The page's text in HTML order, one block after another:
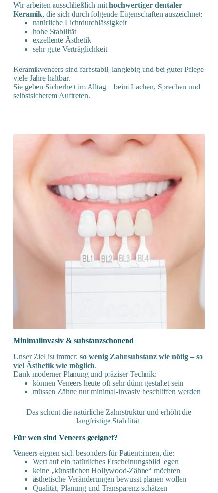
Wir arbeiten ausschließlich mit hochwertiger dentaler
Keramik, die sich durch folgende Eigenschaften auszeichnet:
natürliche Lichtdurchlässigkeit
hohe Stabilität
exzellente Ästhetik
sehr gute Verträglichkeit
Keramikveneers sind farbstabil, langlebig und bei guter Pflege
viele Jahre haltbar.
Sie geben Sicherheit im Alltag – beim Lachen, Sprechen und
selbstsicherem Auftreten.
Minimal­invasiv & substanz­schonend
Unser Ziel ist immer: so wenig Zahnsubstanz wie nötig – so
viel Ästhetik wie möglich.
Dank moderner Planung und präziser Technik:
können Veneers heute oft sehr dünn gestaltet sein
müssen Zähne nur minimal-invasiv beschliffen werden
Das schont die natürliche Zahnstruktur und erhöht die
langfristige Stabilität.
Für wen sind Veneers geeignet?
Veneers eignen sich besonders für Patient:innen, die:
Wert auf ein natürliches Erscheinungsbild legen
keine „künstlichen Hollywood-Zähne“ möchten
ästhetische Veränderungen bewusst planen wollen
Qualität, Planung und Transparenz schätzen